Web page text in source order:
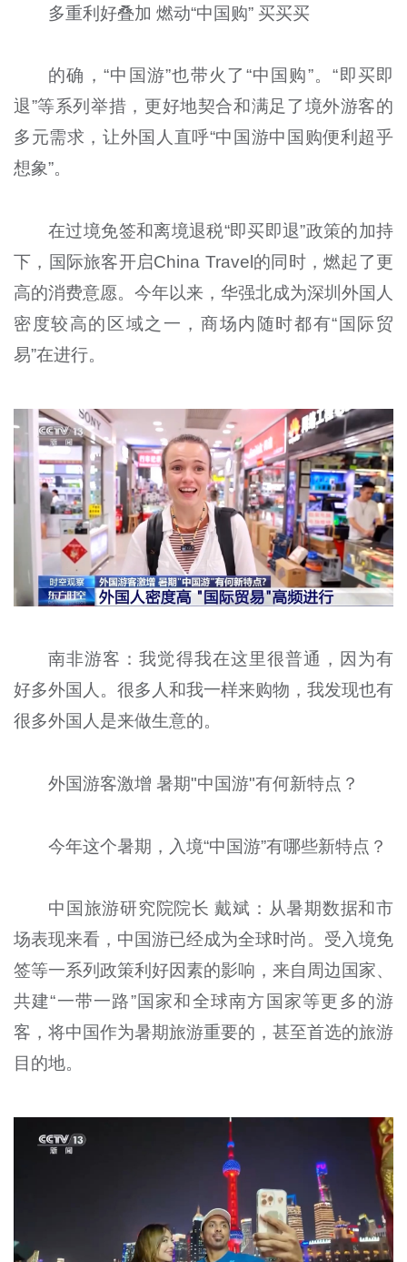
多重利好叠加 燃动“中国购” 买买买
的确，“中国游”也带火了“中国购”。“即买即
退”等系列举措，更好地契合和满足了境外游客的
多元需求，让外国人直呼“中国游中国购便利超乎
想象”。
在过境免签和离境退税“即买即退”政策的加持
下，国际旅客开启China Travel的同时，燃起了更
高的消费意愿。今年以来，华强北成为深圳外国人
密度较高的区域之一，商场内随时都有“国际贸
易”在进行。
南非游客：我觉得我在这里很普通，因为有
好多外国人。很多人和我一样来购物，我发现也有
很多外国人是来做生意的。
外国游客激增 暑期"中国游"有何新特点？
今年这个暑期，入境“中国游”有哪些新特点？
中国旅游研究院院长 戴斌：从暑期数据和市
场表现来看，中国游已经成为全球时尚。受入境免
签等一系列政策利好因素的影响，来自周边国家、
共建“一带一路”国家和全球南方国家等更多的游
客，将中国作为暑期旅游重要的，甚至首选的旅游
目的地。